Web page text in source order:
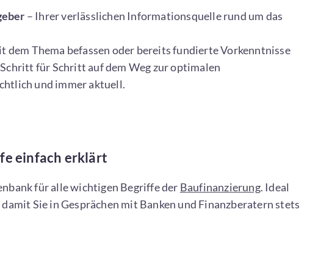
– Ihrer verlässlichen Informationsquelle rund um das
dem Thema befassen oder bereits fundierte Vorkenntnisse
für Schritt auf dem Weg zur optimalen
und immer aktuell.
einfach erklärt
für alle wichtigen Begriffe der Baufinanzierung. Ideal
Sie in Gesprächen mit Banken und Finanzberatern stets